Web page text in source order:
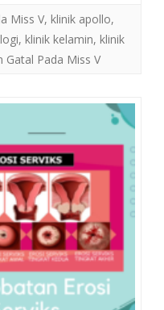
Miss V, klinik apollo,
, klinik kelamin, klinik
Gatal Pada Miss V